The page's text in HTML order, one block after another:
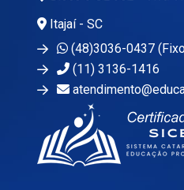
Itajaí - SC
(48)3036-0437
(11) 3136-1416